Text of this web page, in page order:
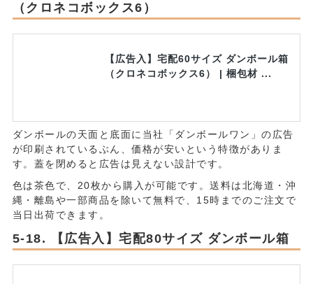
（クロネコボックス6）
【広告入】宅配60サイズ ダンボール箱
（クロネコボックス6） | 梱包材 ...
ダンボールの天面と底面に当社「ダンボールワン」の広告
が印刷されているぶん、価格が安いという特徴がありま
す。蓋を閉めると広告は見えない設計です。
色は茶色で、20枚から購入が可能です。送料は北海道・沖
縄・離島や一部商品を除いて無料で、15時までのご注文で
当日出荷できます。
【広告入】宅配80サイズ ダンボール箱